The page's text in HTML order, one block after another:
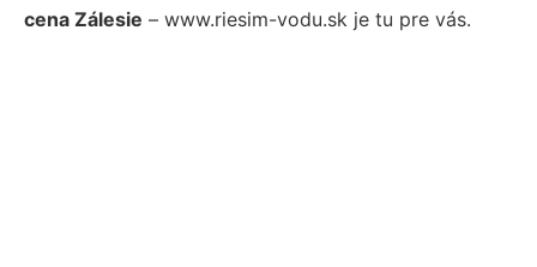
cena Zálesie – www.riesim-vodu.sk je tu pre vás.